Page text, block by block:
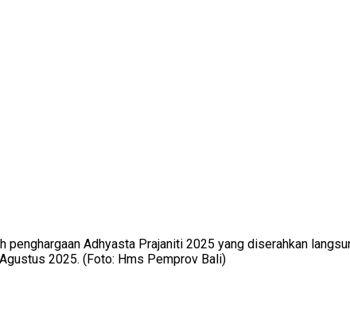
Adhyasta Prajaniti 2025 yang diserahkan
2025. (Foto: Hms Pemprov Bali)